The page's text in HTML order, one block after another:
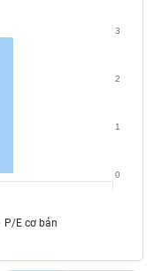
P/E cơ bản
0
1
2
3